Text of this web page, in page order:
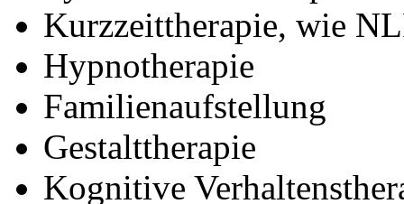
Kurzzeittherapie, wie
Hypnotherapie
Familienaufstellung
Gestalttherapie
Kognitive